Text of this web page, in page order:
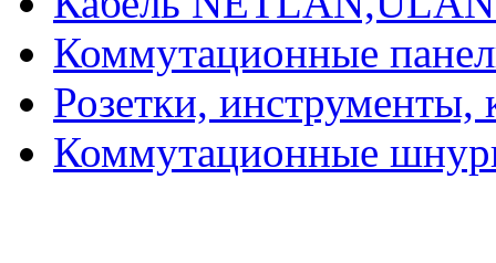
Коммутационные
Розетки, инструменты,
Коммутационные